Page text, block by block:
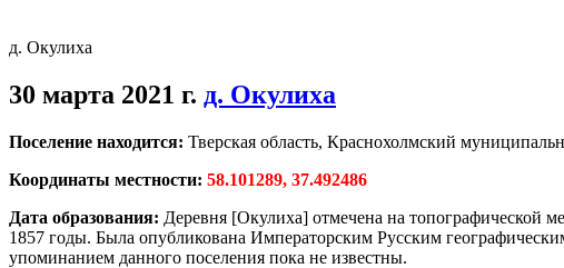
д. Окулиха
30 марта 2021 г. д. Окулиха
Поселение находится: Тверская область, Краснохолмский
Координаты местности: 58.101289, 37.492486
Дата образования: Деревня [Окулиха] отмечена на топографической
1857 годы. Была опубликована Императорским Русским
упоминанием данного поселения пока не известны.